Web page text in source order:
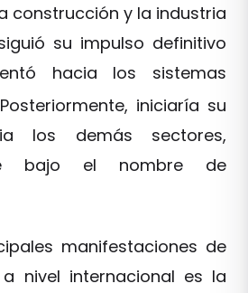
construcción y la industria
su impulso definitivo
hacia los sistemas
iniciaría su
los demás sectores,
bajo el nombre de
manifestaciones de
nivel internacional es la